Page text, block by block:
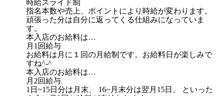
時給スライド制
指名本数や売上、ポイントにより時給が変わります。
頑張った分は自分に返ってくる仕組みになっていま
す。
本入店のお給料は…
月1回給与
お給料は月に１回の月給制です。お給料日が楽しみで
すね^-^
本入店のお給料は…
月2回給与
1日~15日分は月末、 16~月末分は翌月15日、 といった